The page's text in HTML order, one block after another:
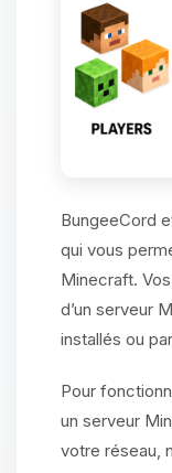
BungeeCord
qui vous
Minecraft.
d’un serveur
installés ou
Pour
un serveur
votre réseau,